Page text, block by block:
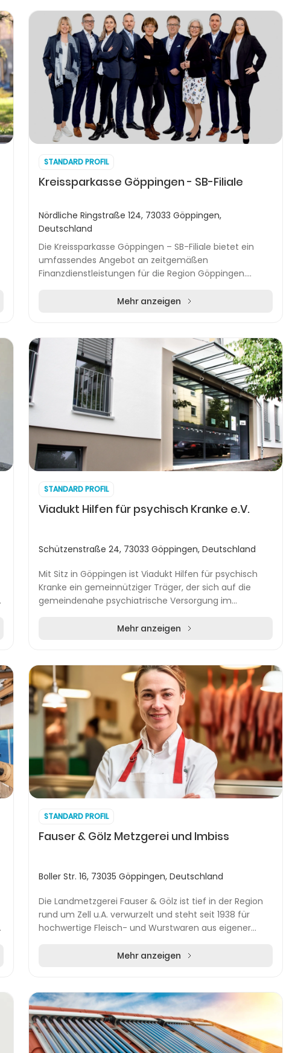
STANDARD PROFIL
Kreissparkasse Göppingen - SB-Filiale
Nördliche Ringstraße 124, 73033 Göppingen,
Deutschland
Die Kreissparkasse Göppingen – SB-Filiale bietet ein
umfassendes Angebot an zeitgemäßen
Finanzdienstleistungen für die Region Göppingen.
Mehr anzeigen
STANDARD PROFIL
Viadukt Hilfen für psychisch Kranke e.V.
Schützenstraße 24, 73033 Göppingen, Deutschland
Mit Sitz in Göppingen ist Viadukt Hilfen für psychisch
Kranke ein gemeinnütziger Träger, der sich auf die
gemeindenahe psychiatrische Versorgung im
Mehr anzeigen
STANDARD PROFIL
Fauser & Gölz Metzgerei und Imbiss
Boller Str. 16, 73035 Göppingen, Deutschland
Die Landmetzgerei Fauser & Gölz ist tief in der Region
rund um Zell u.A. verwurzelt und steht seit 1938 für
hochwertige Fleisch- und Wurstwaren aus eigener
Mehr anzeigen